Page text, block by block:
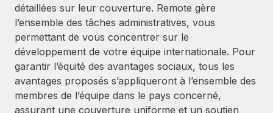
Remote Watchtower
Gardez un temps d’avance sur les risques en
matière de conformité
Gestion des appareils
Achetez et suivez vos équipements informatiques
dans le monde entier
Comment Weaviate, l'as de l'IA, a développé
ses effectifs de 120 % avec Remote
Weaviate en bref Weaviate crée des infrastructures open
source et AI-first. Sa mission est...
En savoir plus
BLOG
Paie multipays
EOR et PEO
Gestion des freelances
détaillées sur leur couverture. Remote gère
l’ensemble des tâches administratives, vous
permettant de vous concentrer sur le
développement de votre équipe internationale. Pour
garantir l’équité des avantages sociaux, tous les
avantages proposés s’appliqueront à l’ensemble des
membres de l’équipe dans le pays concerné,
assurant une couverture uniforme et un soutien